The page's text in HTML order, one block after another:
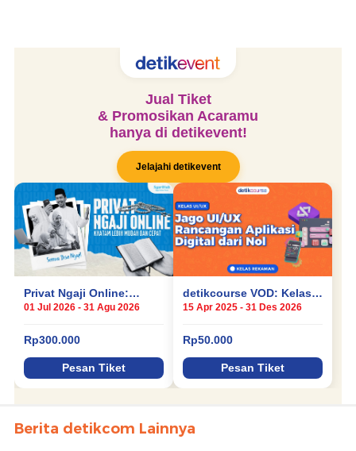
Berita detikcom Lainnya